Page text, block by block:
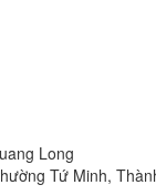
Long
Tứ Minh,